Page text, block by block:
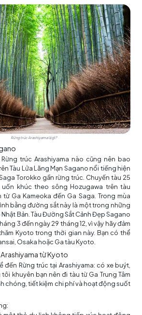
Rừng trúc Arashiyama là gì?
trúc Arashiyama nào cũng nên bao
Tàu Lửa Lãng Mạn Sagano nổi tiếng hiện
Torokko gần rừng trúc. Chuyến tàu 25
khúc theo sông Hozugawa trên tàu
Ga Kameoka đến Ga Saga. Trong mùa
bằng đường sắt này là một trong những
Bản. Tàu Đường Sắt Cảnh Đẹp Sagano
3 đến ngày 29 tháng 12, vì vậy hãy đảm
Kyoto trong thời gian này. Bạn có thể
Osaka hoặc Ga tàu Kyoto.
từ Kyoto
đến Rừng trúc tại Arashiyama: có xe buýt,
khuyên bạn nên đi tàu từ Ga Trung Tâm
chóng, tiết kiệm chi phí và hoạt động suốt